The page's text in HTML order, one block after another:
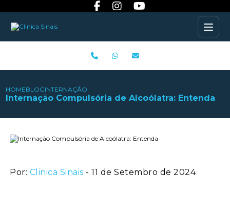
HOMEBLOGINTERNAÇÃO COMPULSÓRIA DE ALCOÓLATRA: ENTENDA
Internação Compulsória de Alcoólatra: Entenda
Por: Clinica Sinais - 11 de Setembro de 2024